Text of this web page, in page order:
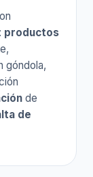
productos
góndola,
de
de